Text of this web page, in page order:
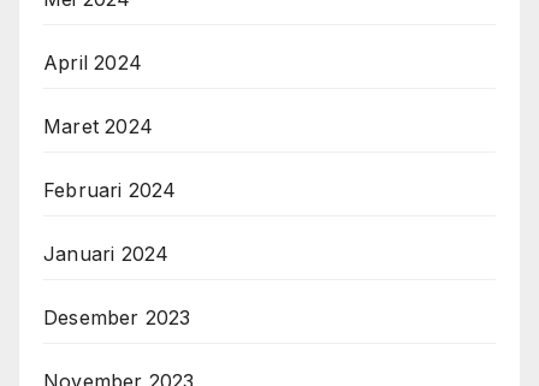
April 2024
Maret 2024
Februari 2024
Januari 2024
Desember 2023
November 2023